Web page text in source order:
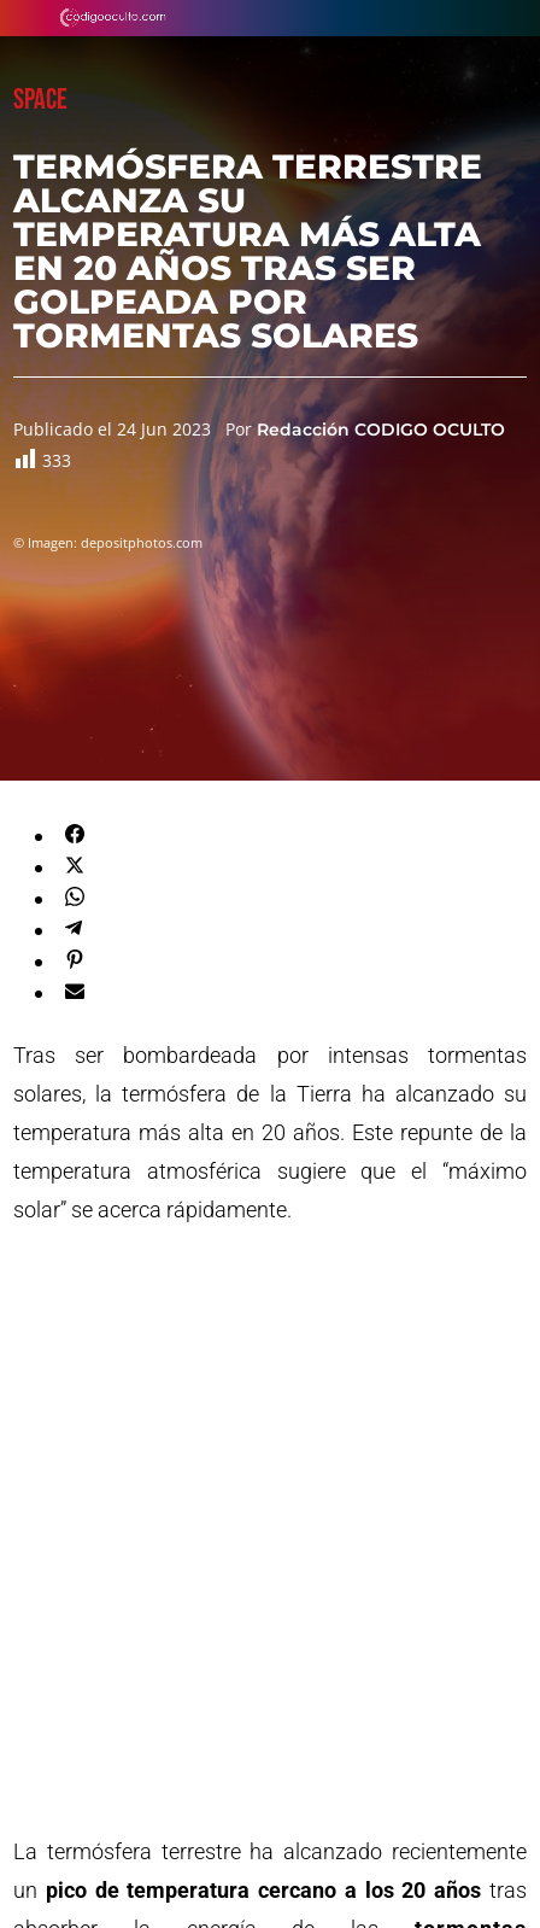
SPACE
TERMÓSFERA TERRESTRE
ALCANZA SU
TEMPERATURA MÁS ALTA
EN 20 AÑOS TRAS SER
GOLPEADA POR
TORMENTAS SOLARES
Publicado el 24 Jun 2023 PorRedacción CODIGO OCULTO
333
© Imagen: depositphotos.com
Tras ser bombardeada por intensas tormentas
solares, la termósfera de la Tierra ha alcanzado su
temperatura más alta en 20 años. Este repunte de la
temperatura atmosférica sugiere que el “máximo
solar” se acerca rápidamente.
La termósfera terrestre ha alcanzado recientemente
un pico de temperatura cercano a los 20 años tras